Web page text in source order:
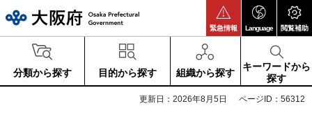
緊急情報 Language 閲覧補助
分類から探す 目的から探す 組織から探す
キーワードから
探す
更新日：2026年8月5日 ページID：56312